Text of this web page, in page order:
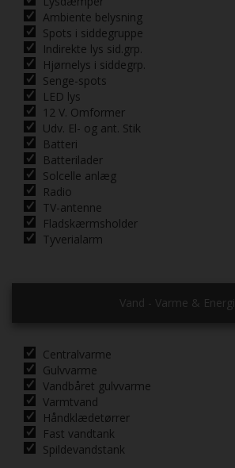
Ambiente belysning
Spots i siddegruppe
Indirekte lys sid.grp.
Hjørnelys i siddegrp.
Senge-spots
LED lys
12 V. Omformer
Udv. El- og ant. Stik
Batteri
Batterilader
Solcelle anlæg
Radio
TV-antenne
Fladskærmsholder
Tyverialarm
Vand - Varme & Energi
Centralvarme
Gulvvarme
Vandbåret gulvvarme
Varmtvand
Håndklædetørrer
Fast vandtank
Spildevandstank